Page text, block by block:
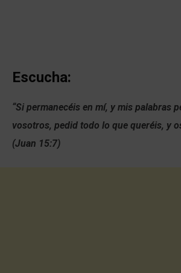
Escucha:
“Si permanecéis en mí, y mis palabras
vosotros, pedid todo lo que queréis, y
(Juan 15:7)